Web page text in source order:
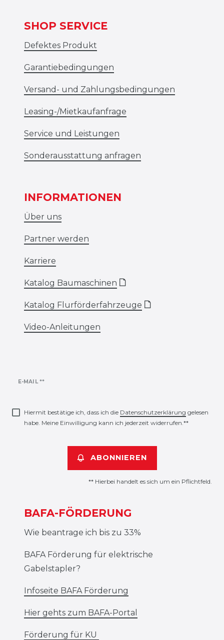
SHOP SERVICE
Defektes Produkt
Garantiebedingungen
Versand- und Zahlungsbedingungen
Leasing-/Mietkaufanfrage
Service und Leistungen
Sonderausstattung anfragen
INFORMATIONEN
Über uns
Partner werden
Karriere
Katalog Baumaschinen 🗋
Katalog Flurförderfahrzeuge 🗋
Video-Anleitungen
E-MAIL **
Newsletter
Hiermit bestätige ich, dass ich die Daten­schutz­erklärung gelesen
habe. Meine Einwilligung kann ich jederzeit widerrufen.**
ABONNIEREN
** Hierbei handelt es sich um ein Pflichtfeld.
BAFA-FÖRDERUNG
Wie beantrage ich bis zu 33%
BAFA Förderung für elektrische
Gabelstapler?
Infoseite BAFA Förderung
Hier gehts zum BAFA-Portal
Förderung für KU